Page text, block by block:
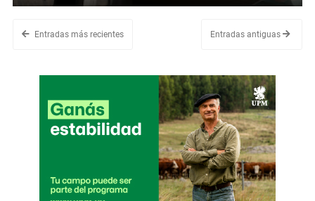
Entradas más recientes Entradas antiguas